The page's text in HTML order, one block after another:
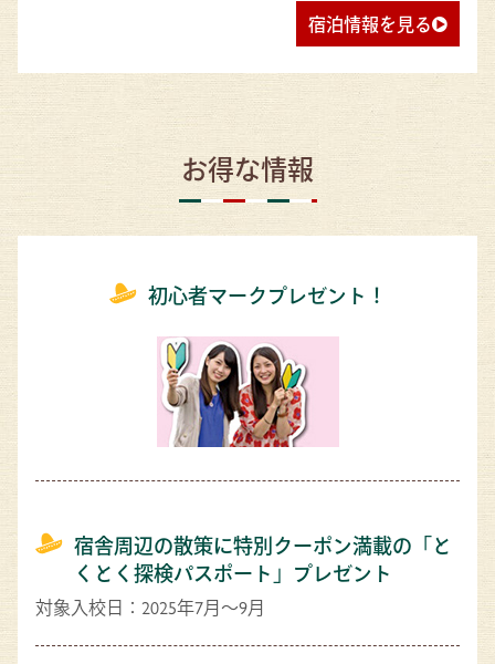
宿泊情報を見る
お得な情報
初心者マークプレゼント！
宿舎周辺の散策に特別クーポン満載の「と
くとく探検パスポート」プレゼント
対象入校日：2025年7月～9月